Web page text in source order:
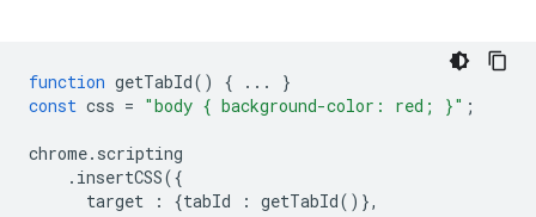
function getTabId() { ...
}
const css = "body { background-color: red; }" ;
chrome. scripting
. insertCSS({
target
: {tabId : getTabId()},